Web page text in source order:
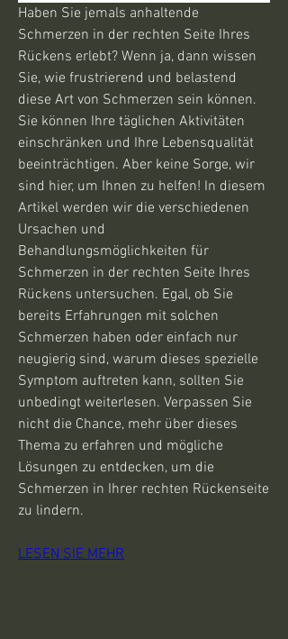
Haben Sie jemals anhaltende
Schmerzen in der rechten Seite Ihres
Rückens erlebt? Wenn ja, dann wissen
Sie, wie frustrierend und belastend
diese Art von Schmerzen sein können.
Sie können Ihre täglichen Aktivitäten
einschränken und Ihre Lebensqualität
beeinträchtigen. Aber keine Sorge, wir
sind hier, um Ihnen zu helfen! In diesem
Artikel werden wir die verschiedenen
Ursachen und
Behandlungsmöglichkeiten für
Schmerzen in der rechten Seite Ihres
Rückens untersuchen. Egal, ob Sie
bereits Erfahrungen mit solchen
Schmerzen haben oder einfach nur
neugierig sind, warum dieses spezielle
Symptom auftreten kann, sollten Sie
unbedingt weiterlesen. Verpassen Sie
nicht die Chance, mehr über dieses
Thema zu erfahren und mögliche
Lösungen zu entdecken, um die
Schmerzen in Ihrer rechten Rückenseite
zu lindern.
LESEN SIE MEHR